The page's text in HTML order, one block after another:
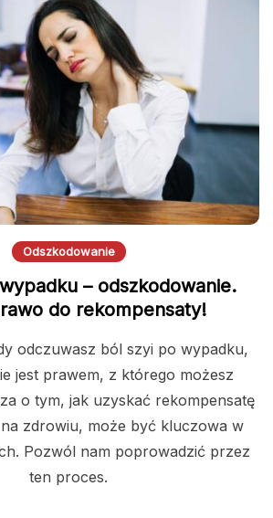
Odszkodowanie
– odszkodowanie.
do rekompensaty!
odczuwasz ból szyi po wypadku,
jest prawem, z którego możesz
o tym, jak uzyskać rekompensatę
zdrowiu, może być kluczowa w
Pozwól nam poprowadzić przez
ten proces.